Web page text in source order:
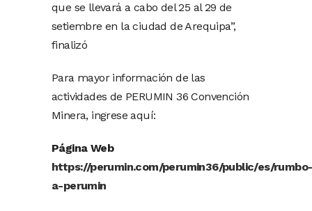
que se llevará a cabo del 25 al 29 de
setiembre en la ciudad de Arequipa”,
finalizó
Para mayor información de las
actividades de PERUMIN 36 Convención
Minera, ingrese aquí:
Página Web
https://perumin.com/perumin36/public/es/
a-perumin